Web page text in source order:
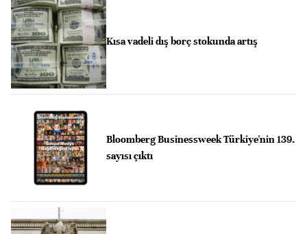
Kısa vadeli dış borç stokunda artış
Bloomberg Businessweek Türkiye'nin 139.
sayısı çıktı